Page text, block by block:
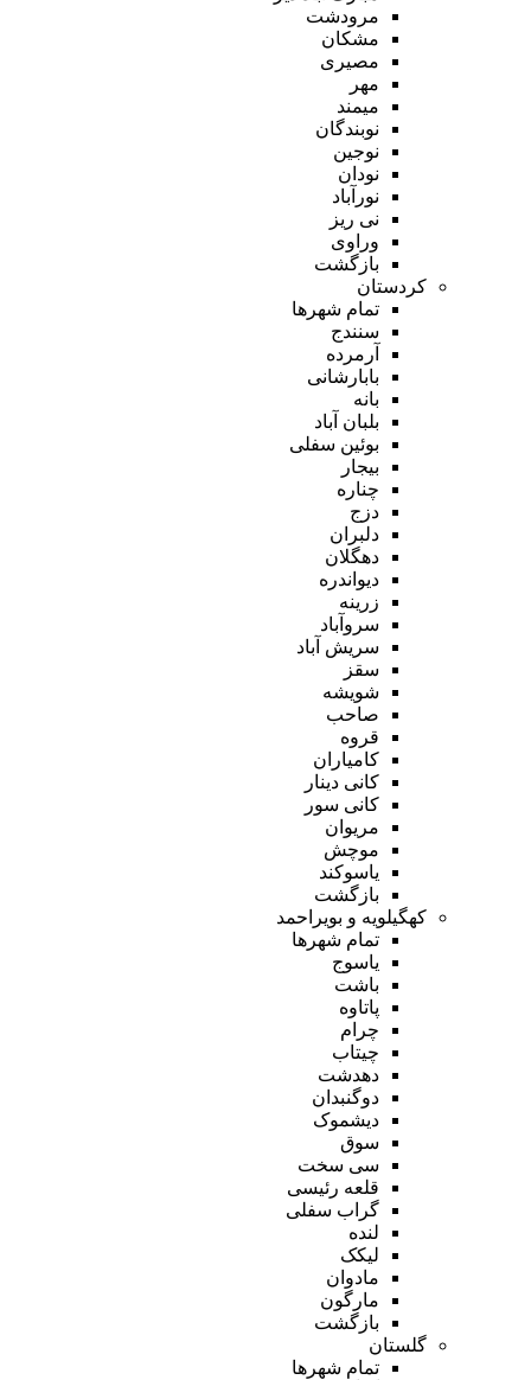
مرودشت
مشکان
مصیری
مهر
میمند
نوبندگان
نوجین
نودان
نورآباد
نی ریز
وراوی
بازگشت
کردستان
تمام شهر‌ها
سنندج
آرمرده
بابارشانی
بانه
بلبان آباد
بوئین سفلی
بیجار
چناره
دزج
دلبران
دهگلان
دیواندره
زرینه
سروآباد
سریش آباد
سقز
شویشه
صاحب
قروه
کامیاران
کانی دینار
کانی سور
مریوان
موچش
یاسوکند
بازگشت
کهگیلویه و بویراحمد
تمام شهر‌ها
یاسوج
باشت
پاتاوه
چرام
چیتاب
دهدشت
دوگنبدان
دیشموک
سوق
سی سخت
قلعه رئیسی
گراب سفلی
لنده
لیکک
مادوان
مارگون
بازگشت
گلستان
تمام شهر‌ها